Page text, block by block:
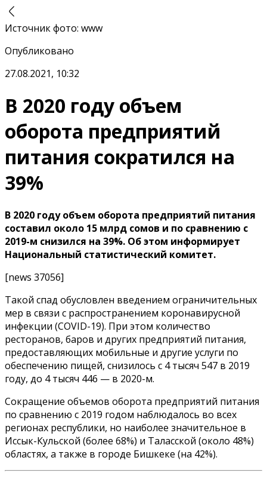
Источник фото: www
Опубликовано
27.08.2021, 10:32
В 2020 году объем
оборота предприятий
питания сократился на
39%
В 2020 году объем оборота предприятий питания
составил около 15 млрд сомов и по сравнению с
2019-м снизился на 39%. Об этом информирует
Национальный статистический комитет.
[news 37056]
Такой спад обусловлен введением ограничительных
мер в связи с распространением коронавирусной
инфекции (COVID-19). При этом количество
ресторанов, баров и других предприятий питания,
предоставляющих мобильные и другие услуги по
обеспечению пищей, снизилось с 4 тысяч 547 в 2019
году, до 4 тысяч 446 — в 2020-м.
Сокращение объемов оборота предприятий питания
по сравнению с 2019 годом наблюдалось во всех
регионах республики, но наиболее значительное в
Иссык-Кульской (более 68%) и Таласской (около 48%)
областях, а также в городе Бишкеке (на 42%).